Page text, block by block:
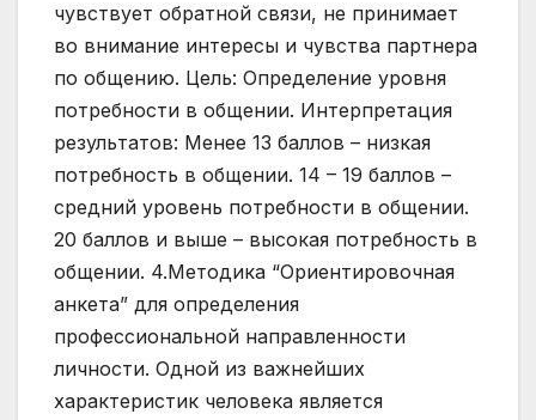
чувствует обратной связи, не принимает
во внимание интересы и чувства партнера
по общению. Цель: Определение уровня
потребности в общении. Интерпретация
результатов: Менее 13 баллов – низкая
потребность в общении. 14 – 19 баллов –
средний уровень потребности в общении.
20 баллов и выше – высокая потребность в
общении. 4.Методика “Ориентировочная
анкета” для определения
профессиональной направленности
личности. Одной из важнейших
характеристик человека является